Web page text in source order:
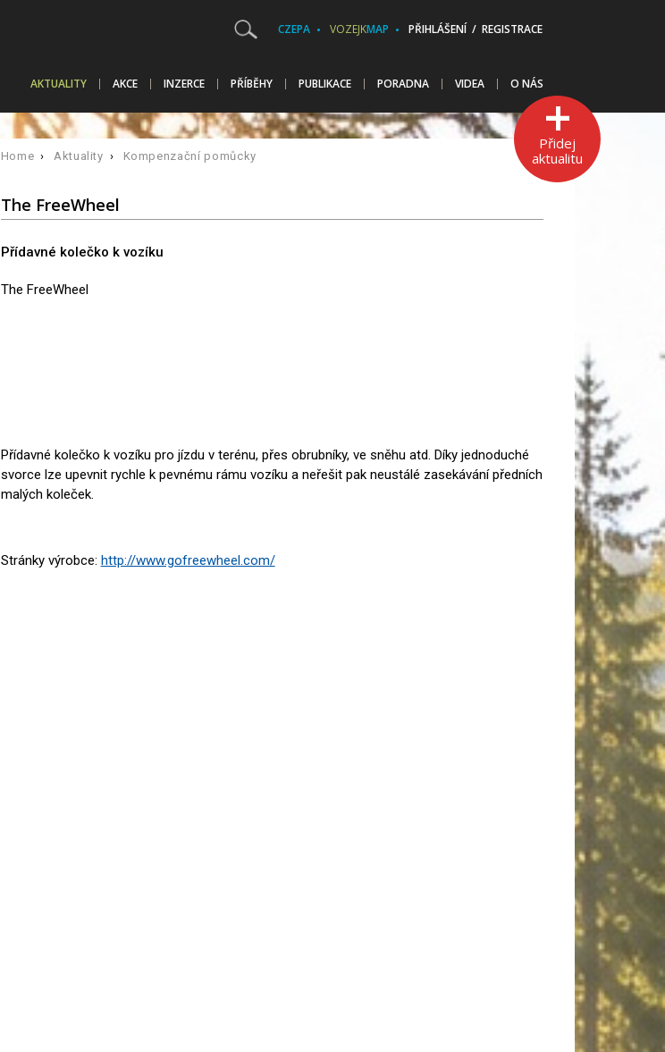
CZEPA VOZEJKMAP PŘIHLÁŠENÍ / REGISTRACE
AKTUALITY AKCE INZERCE PŘÍBĚHY PUBLIKACE PORADNA VIDEA O NÁS
Přidej
aktualitu
Home › Aktuality › Kompenzační pomůcky
The FreeWheel
Přídavné kolečko k vozíku
The FreeWheel
Přídavné kolečko k vozíku pro jízdu v terénu, přes obrubníky, ve sněhu atd. Díky jednoduché
svorce lze upevnit rychle k pevnému rámu vozíku a neřešit pak neustálé zasekávání předních
malých koleček.
Stránky výrobce: http://www.gofreewheel.com/